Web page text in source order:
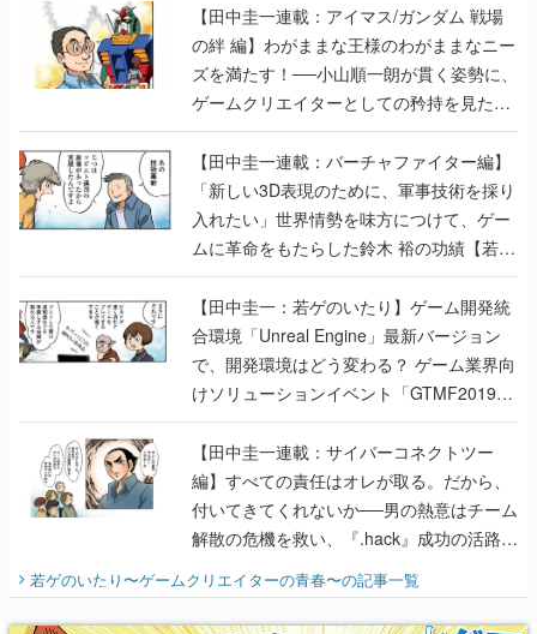
【田中圭一連載：アイマス/ガンダム 戦場
の絆 編】わがままな王様のわがままなニー
ズを満たす！──小山順一朗が貫く姿勢に、
ゲームクリエイターとしての矜持を見た
【若ゲのいたり最終回】
【田中圭一連載：バーチャファイター編】
「新しい3D表現のために、軍事技術を採り
入れたい」世界情勢を味方につけて、ゲー
ムに革命をもたらした鈴木 裕の功績【若ゲ
のいたり】
【田中圭一：若ゲのいたり】ゲーム開発統
合環境「Unreal Engine」最新バージョン
で、開発環境はどう変わる？ ゲーム業界向
けソリューションイベント「GTMF2019」
に行って、より理解を深めよう【PR】
【田中圭一連載：サイバーコネクトツー
編】すべての責任はオレが取る。だから、
付いてきてくれないか──男の熱意はチーム
解散の危機を救い、『.hack』成功の活路を
開く。業界の快男児・松山 洋に流れる血は
『少年ジャンプ』色だった【若ゲのいた
り】
若ゲのいたり〜ゲームクリエイターの青春〜の記事一覧